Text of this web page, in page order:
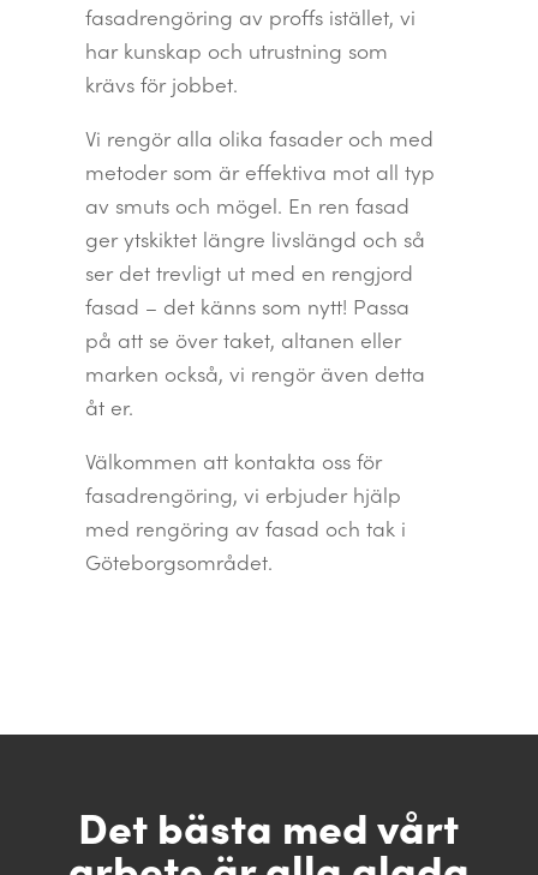
fasadrengöring av proffs istället, vi
har kunskap och utrustning som
krävs för jobbet.
Vi rengör alla olika fasader och med
metoder som är effektiva mot all typ
av smuts och mögel. En ren fasad
ger ytskiktet längre livslängd och så
ser det trevligt ut med en rengjord
fasad – det känns som nytt! Passa
på att se över taket, altanen eller
marken också, vi rengör även detta
åt er.
Välkommen att kontakta oss för
fasadrengöring, vi erbjuder hjälp
med rengöring av fasad och tak i
Göteborgsområdet.
Det bästa med vårt